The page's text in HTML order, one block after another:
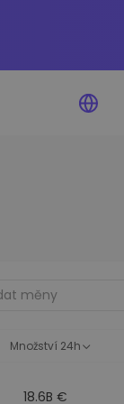
Množství 24h
18.6B €